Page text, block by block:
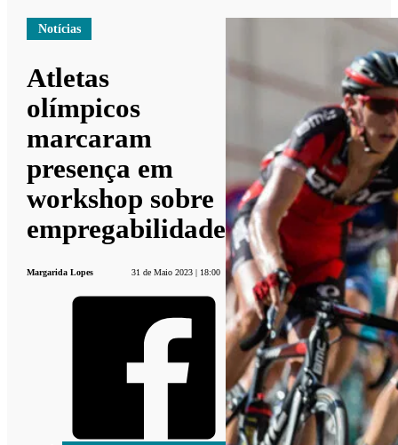
Notícias
Atletas
olímpicos
marcaram
presença em
workshop sobre
empregabilidade
Margarida Lopes 31 de Maio 2023 | 18:00